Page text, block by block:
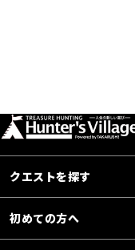
クエストを探す
初めての方へ